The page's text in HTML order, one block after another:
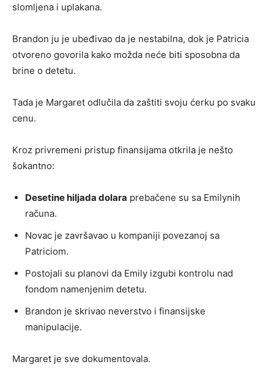
slomljena i uplakana.
Brandon ju je ubeđivao da je nestabilna, dok je Patricia
otvoreno govorila kako možda neće biti sposobna da
brine o detetu.
Tada je Margaret odlučila da zaštiti svoju ćerku po svaku
cenu.
Kroz privremeni pristup finansijama otkrila je nešto
šokantno:
Desetine hiljada dolara prebačene su sa Emilynih
računa.
Novac je završavao u kompaniji povezanoj sa
Patriciom.
Postojali su planovi da Emily izgubi kontrolu nad
fondom namenjenim detetu.
Brandon je skrivao neverstvo i finansijske
manipulacije.
Margaret je sve dokumentovala.